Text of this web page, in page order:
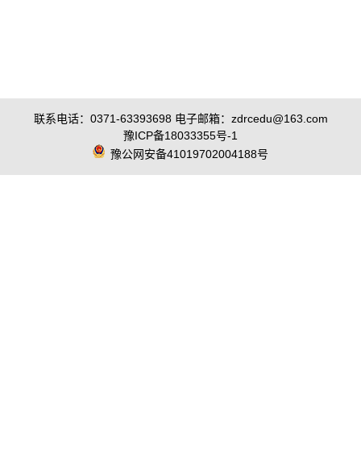
联系电话：0371-63393698 电子邮箱：zdrcedu@163.com
豫ICP备18033355号-1
豫公网安备41019702004188号